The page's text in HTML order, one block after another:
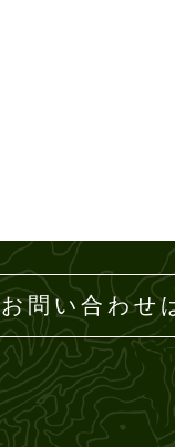
お問い合わせ